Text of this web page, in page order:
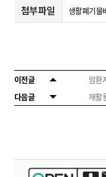
첨부파일 생활폐기
이전글
암환
다음글
재활